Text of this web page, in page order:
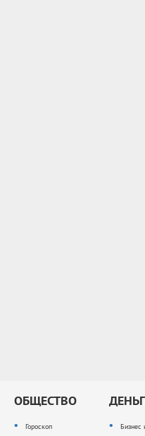
ОБЩЕСТВО
Гороскоп
Бизнес